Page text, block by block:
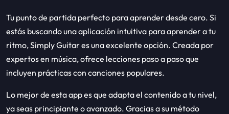
Tu punto de partida perfecto para aprender desde cero. Si
estás buscando una aplicación intuitiva para aprender a tu
ritmo, Simply Guitar es una excelente opción. Creada por
expertos en música, ofrece lecciones paso a paso que
incluyen prácticas con canciones populares.
Lo mejor de esta app es que adapta el contenido a tu nivel,
ya seas principiante o avanzado. Gracias a su método